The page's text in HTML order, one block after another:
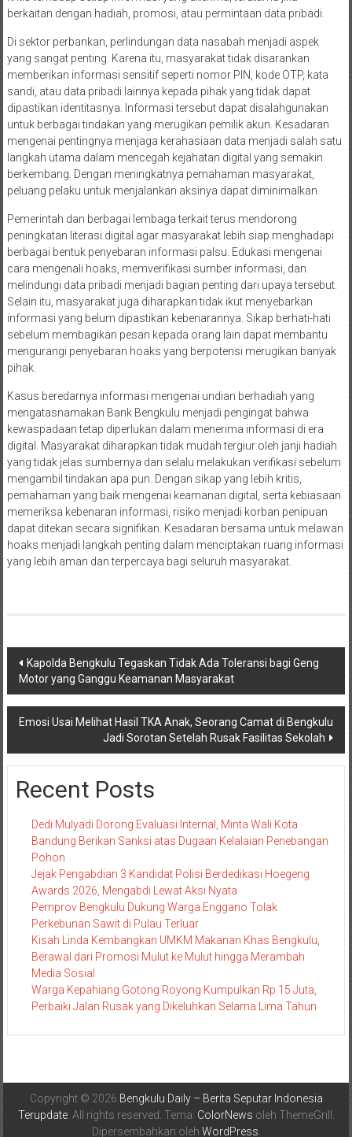
berkaitan dengan hadiah, promosi, atau permintaan data pribadi.
Di sektor perbankan, perlindungan data nasabah menjadi aspek
yang sangat penting. Karena itu, masyarakat tidak disarankan
memberikan informasi sensitif seperti nomor PIN, kode OTP, kata
sandi, atau data pribadi lainnya kepada pihak yang tidak dapat
dipastikan identitasnya. Informasi tersebut dapat disalahgunakan
untuk berbagai tindakan yang merugikan pemilik akun. Kesadaran
mengenai pentingnya menjaga kerahasiaan data menjadi salah satu
langkah utama dalam mencegah kejahatan digital yang semakin
berkembang. Dengan meningkatnya pemahaman masyarakat,
peluang pelaku untuk menjalankan aksinya dapat diminimalkan.
Pemerintah dan berbagai lembaga terkait terus mendorong
peningkatan literasi digital agar masyarakat lebih siap menghadapi
berbagai bentuk penyebaran informasi palsu. Edukasi mengenai
cara mengenali hoaks, memverifikasi sumber informasi, dan
melindungi data pribadi menjadi bagian penting dari upaya tersebut.
Selain itu, masyarakat juga diharapkan tidak ikut menyebarkan
informasi yang belum dipastikan kebenarannya. Sikap berhati-hati
sebelum membagikan pesan kepada orang lain dapat membantu
mengurangi penyebaran hoaks yang berpotensi merugikan banyak
pihak.
Kasus beredarnya informasi mengenai undian berhadiah yang
mengatasnamakan Bank Bengkulu menjadi pengingat bahwa
kewaspadaan tetap diperlukan dalam menerima informasi di era
digital. Masyarakat diharapkan tidak mudah tergiur oleh janji hadiah
yang tidak jelas sumbernya dan selalu melakukan verifikasi sebelum
mengambil tindakan apa pun. Dengan sikap yang lebih kritis,
pemahaman yang baik mengenai keamanan digital, serta kebiasaan
memeriksa kebenaran informasi, risiko menjadi korban penipuan
dapat ditekan secara signifikan. Kesadaran bersama untuk melawan
hoaks menjadi langkah penting dalam menciptakan ruang informasi
yang lebih aman dan terpercaya bagi seluruh masyarakat.
Navigasi
pos
Kapolda Bengkulu Tegaskan Tidak Ada Toleransi bagi Geng
Motor yang Ganggu Keamanan Masyarakat
Emosi Usai Melihat Hasil TKA Anak, Seorang Camat di Bengkulu
Jadi Sorotan Setelah Rusak Fasilitas Sekolah
Recent Posts
Dedi Mulyadi Dorong Evaluasi Internal, Minta Wali Kota
Bandung Berikan Sanksi atas Dugaan Kelalaian Penebangan
Pohon
Jejak Pengabdian 3 Kandidat Polisi Berdedikasi Hoegeng
Awards 2026, Mengabdi Lewat Aksi Nyata
Pemprov Bengkulu Dukung Warga Enggano Tolak
Perkebunan Sawit di Pulau Terluar
Kisah Linda Kembangkan UMKM Makanan Khas Bengkulu,
Berawal dari Promosi Mulut ke Mulut hingga Merambah
Media Sosial
Warga Kepahiang Gotong Royong Kumpulkan Rp 15 Juta,
Perbaiki Jalan Rusak yang Dikeluhkan Selama Lima Tahun
Copyright © 2026 Bengkulu Daily – Berita Seputar Indonesia
Terupdate. All rights reserved. Tema: ColorNews oleh ThemeGrill.
Dipersembahkan oleh WordPress